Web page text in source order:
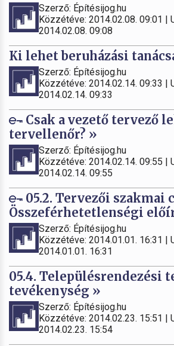
Szerző: Építésijog.hu
Közzétéve: 2014.02.08. 09:01 |
2014.02.08. 09:08
Ki lehet beruházási
Szerző: Építésijog.hu
Közzétéve: 2014.02.14. 09:33 |
2014.02.14. 09:33
Csak a vezető tervező
tervellenőr? »
Szerző: Építésijog.hu
Közzétéve: 2014.02.14. 09:55 |
2014.02.14. 09:55
05.2. Tervezői szakmai
Összeférhetetlenségi
Szerző: Építésijog.hu
Közzétéve: 2014.01.01. 16:31 |
2014.01.01. 16:31
05.4. Településrendezési
tevékenység »
Szerző: Építésijog.hu
Közzétéve: 2014.02.23. 15:51 |
2014.02.23. 15:54